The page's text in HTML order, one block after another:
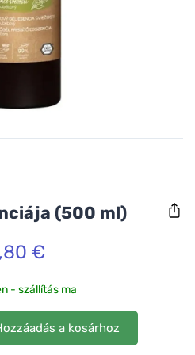
(500 ml)
€
- szállítás ma
a kosárhoz